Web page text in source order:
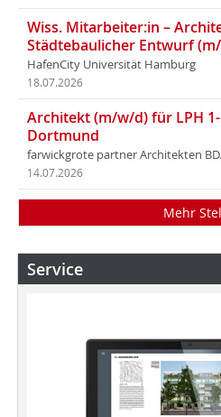
Wiss. Mitarbeiter:in –
Städtebaulicher Entwurf
HafenCity Universität Hamburg
18.07.2026
Architekt (m/w/d) für LPH
Dortmund
farwickgrote partner Architekten
14.07.2026
Mehr
Service